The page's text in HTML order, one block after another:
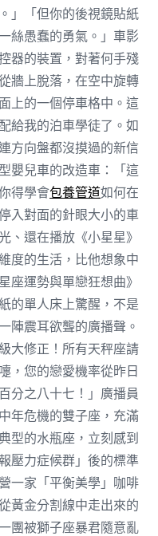
」「但你的後視鏡貼紙
絲愚蠢的勇氣。」車影
器的裝置，對著何手殘
牆上脫落，在空中旋轉
上的一個停車格中。這
給我的泊車學徒了。如
方向盤都沒摸過的新信
嬰兒車的改造車：「這
得學會包養管道如何在
入對面的針眼大小的車
、還在播放《小星星》
度的生活，比他想象中
座運勢與單戀狂想曲》
的單人床上驚醒，不是
陣震耳欲聾的廣播聲。
大修正！所有天秤座請
，您的戀愛機率從昨日
分之八十七！」廣播員
年危機的雙子座，充滿
型的水瓶座，立刻感到
壓力症候群」後的標準
一家「平衡美學」咖啡
黃金分割線中走出來的
團被獅子座暴君隨意亂